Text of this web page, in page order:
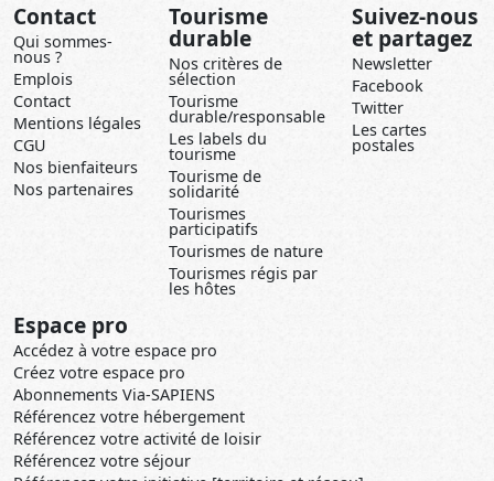
Contact
Qui sommes-
nous ?
Emplois
Contact
Mentions légales
CGU
Nos bienfaiteurs
Nos partenaires
Tourisme
durable
Nos critères de
sélection
Tourisme
durable/responsable
Les labels du
tourisme
Tourisme de
solidarité
Tourismes
participatifs
Tourismes de nature
Tourismes régis par
les hôtes
Suivez-nous
et partagez
Newsletter
Facebook
Twitter
Les cartes
postales
Espace pro
Accédez à votre espace pro
Créez votre espace pro
Abonnements Via-SAPIENS
Référencez votre hébergement
Référencez votre activité de loisir
Référencez votre séjour